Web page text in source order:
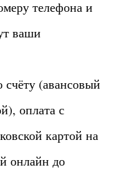
телефона и
ваши
(авансовый
оплата с
картой на
онлайн до